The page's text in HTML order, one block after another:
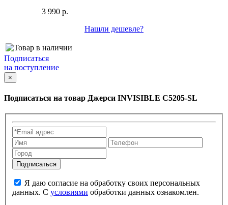
3 990 р.
Нашли дешевле?
Подписаться
на поступление
×
Подписаться на товар Джерси INVISIBLE C5205-SL
данных. С условиями обработки данных ознакомлен.